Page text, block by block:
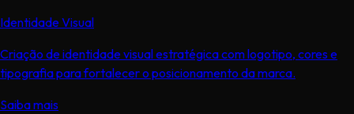
Identidade Visual
Criação de identidade visual estratégica com logotipo, cores e
tipografia para fortalecer o posicionamento da marca.
Saiba mais